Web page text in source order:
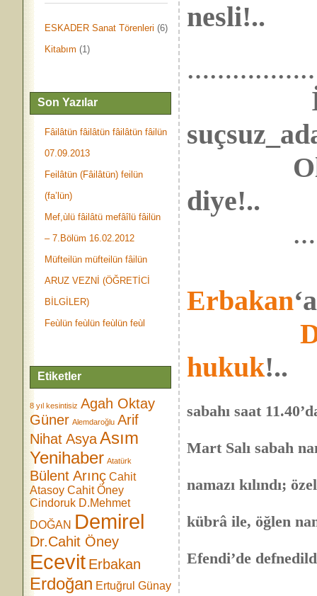
ESKADER Sanat Törenleri (6)
Kitabım (1)
Son Yazılar
Fâilâtün fâilâtün fâilâtün fâilün
07.09.2013
Feilâtün (Fâilâtün) feilün
(fa’lün)
Mef,ùlü fâilâtü mefâîlü fâilün
– 7.Bölüm 16.02.2012
Müfteilün müfteilün fâilün
ARUZ VEZNİ (ÖĞRETİCİ
BİLGİLER)
Feùlün feùlün feùlün feùl
Etiketler
8 yıl kesintisiz Agah Oktay
Güner Alemdaroğlu Arif
Nihat AsyaAsım
Yenihaber Atatürk
Bülent Arınç Cahit
Atasoy Cahit Öney
Cindoruk D.Mehmet
DOĞAN Demirel
Dr.Cahit Öney
Ecevit Erbakan
Erdoğan Ertuğrul Günay
nesli!..
diye!..
Erbakan
hukuk!..
sabahı saat
Mart Salı sabah
namazı kılındı;
kübrâ ile, öğlen
Efendi’de